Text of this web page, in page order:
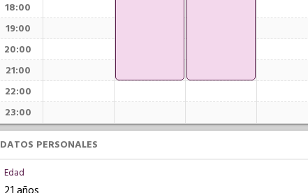
18:00
19:00
20:00
21:00
22:00
23:00
DATOS PERSONALES
Edad